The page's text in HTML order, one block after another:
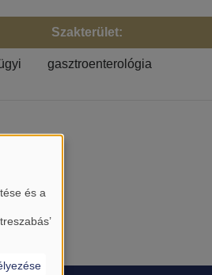
Szakterület:
gasztroenterológia
és a